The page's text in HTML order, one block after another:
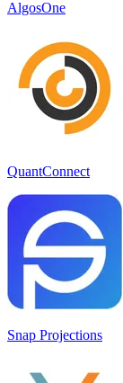
AlgosOne
QuantConnect
Snap Projections